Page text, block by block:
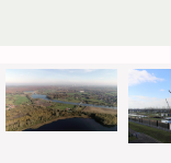
naar
de
inhoud